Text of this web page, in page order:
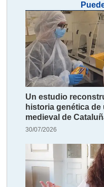
Un estudio
historia genética
medieval de
30/07/2026